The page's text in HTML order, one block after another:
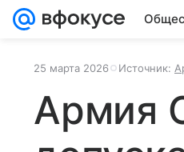
25 марта 2026 Источник:
Армия